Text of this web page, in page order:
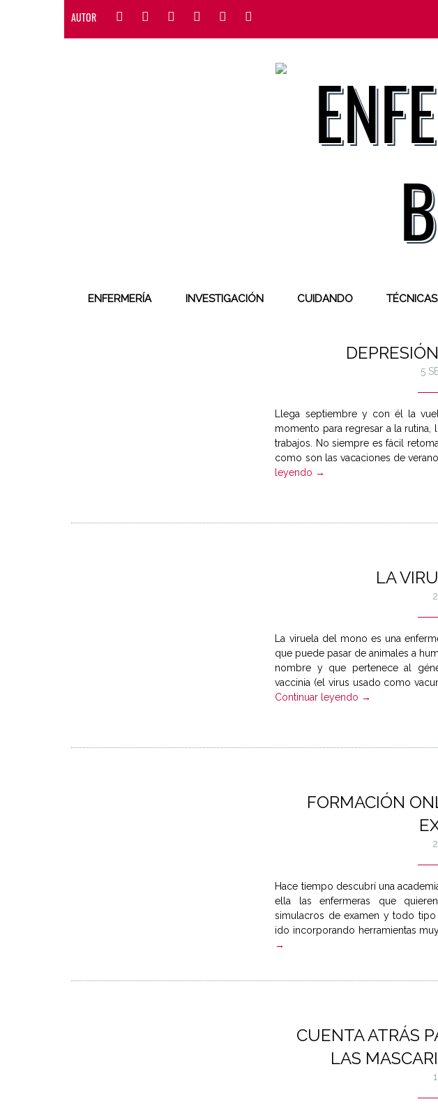
AUTOR
ENFERMERÍA INVESTIGACIÓN CUIDANDO TÉCNICAS
5
Llega septiembre y con él la
momento para regresar a la
trabajos. No siempre es fácil
como son las vacaciones de
leyendo →
LA
La viruela del mono es una
que puede pasar de animales a
nombre y que pertenece al
vaccinia (el virus usado como
Continuar leyendo →
FORMACIÓN
Hace tiempo descubrí una
ella las enfermeras que
simulacros de examen y todo
ido incorporando herramientas
→
CUENTA ATRÁS
LAS